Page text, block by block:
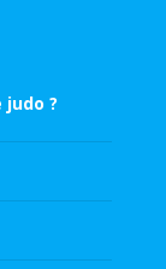
judo ?